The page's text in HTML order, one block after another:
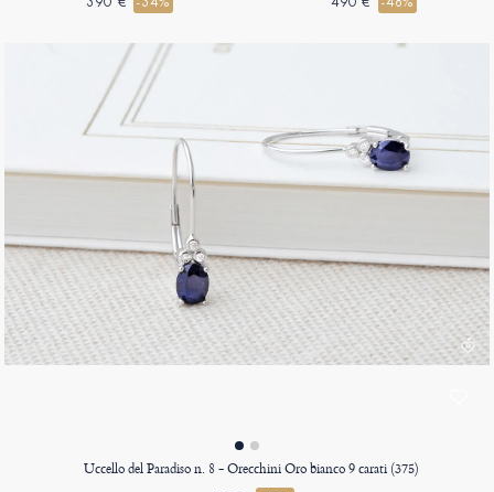
Uccello del Paradiso n. 8 - Orecchini Oro bianco 9 carati (375)